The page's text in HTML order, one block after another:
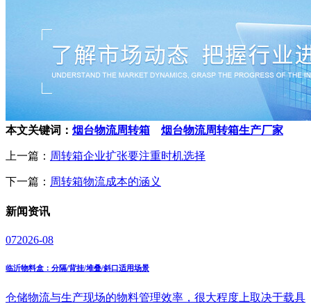
本文关键词： 烟台物流周转箱 烟台物流周转箱生产厂家
上一篇： 周转箱企业扩张要注重时机选择
下一篇： 周转箱物流成本的涵义
新闻资讯
072026-08
临沂物料盒：分隔/背挂/堆叠/斜口适用场景
仓储物流与生产现场的物料管理效率，很大程度上取决于载具